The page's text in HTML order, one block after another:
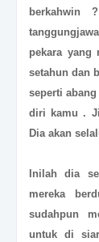
berkahwin
pekara yang
setahun dan
seperti
diri kamu .
Dia akan
Inilah dia
mereka
sudahpun
untuk di